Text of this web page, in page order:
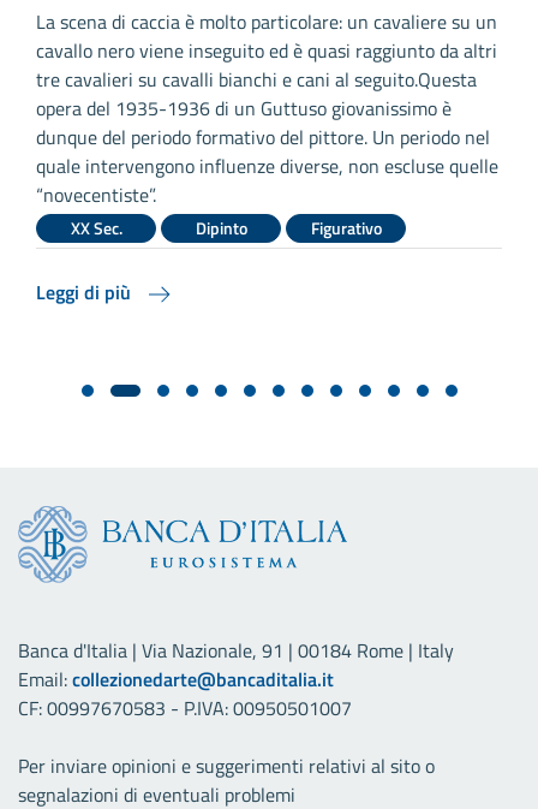
La scena di caccia è molto particolare: un cavaliere su un
cavallo nero viene inseguito ed è quasi raggiunto da altri
tre cavalieri su cavalli bianchi e cani al seguito.Questa
opera del 1935-1936 di un Guttuso giovanissimo è
dunque del periodo formativo del pittore. Un periodo nel
quale intervengono influenze diverse, non escluse quelle
“novecentiste”.
XX Sec. Dipinto Figurativo
Leggi di più
Banca d'Italia | Via Nazionale, 91 | 00184 Rome | Italy
Email:collezionedarte@bancaditalia.it
CF: 00997670583 - P.IVA: 00950501007
Per inviare opinioni e suggerimenti relativi al sito o
segnalazioni di eventuali problemi